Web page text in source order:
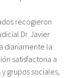
recogieron
Dr. Javier
diariamente la
satisfactoria a
grupos sociales,